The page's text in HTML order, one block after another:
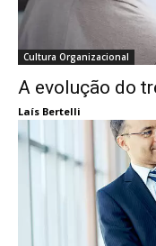
Cultura Organizacional
A evolução do
Laís Bertelli